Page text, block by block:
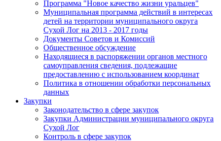
Программа "Новое качество жизни уральцев"
Муниципальная программа действий в интересах
детей на территории муниципального округа
Сухой Лог на 2013 - 2017 годы
Документы Советов и Комиссий
Общественное обсуждение
Находящиеся в распоряжении органов местного
самоуправления сведения, подлежащие
предоставлению с использованием координат
Политика в отношении обработки персональных
данных
Закупки
Законодательство в сфере закупок
Закупки Администрации муниципального округа
Сухой Лог
Контроль в сфере закупок